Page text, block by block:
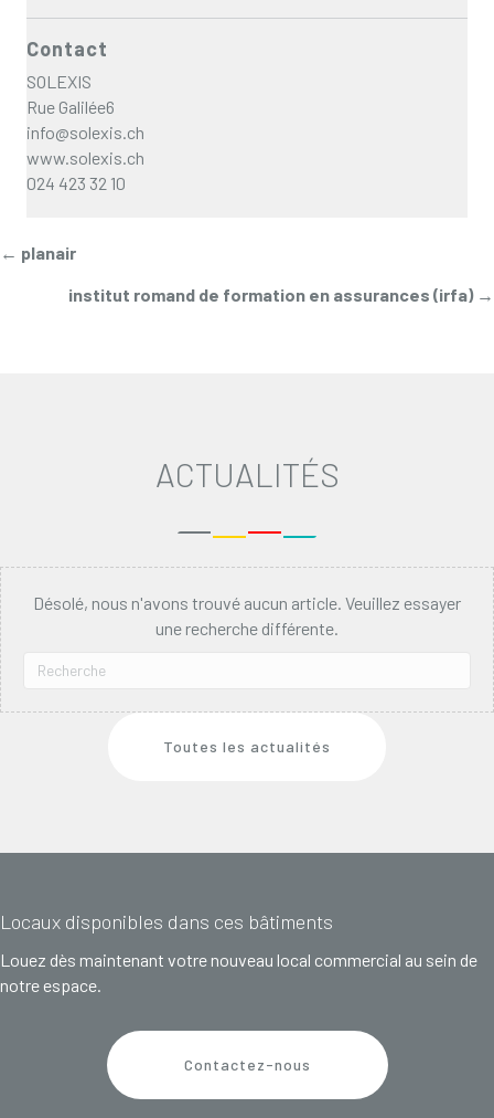
Contact
SOLEXIS
Rue Galilée6
info@solexis.ch
www.solexis.ch
024 423 32 10
Posts
navigation
← planair
institut romand de formation en assurances (irfa) →
ACTUALITÉS
Désolé, nous n'avons trouvé aucun article. Veuillez essayer
une recherche différente.
Toutes les actualités
Locaux disponibles dans ces bâtiments
Louez dès maintenant votre nouveau local commercial au sein de
notre espace.
Contactez-nous